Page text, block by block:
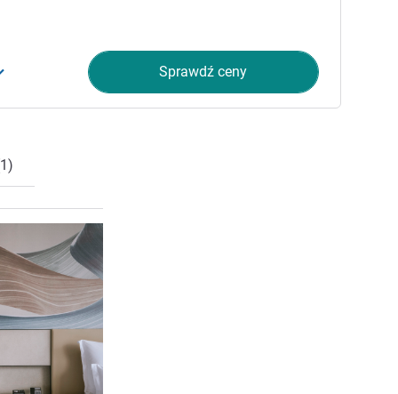
Sprawdź ceny